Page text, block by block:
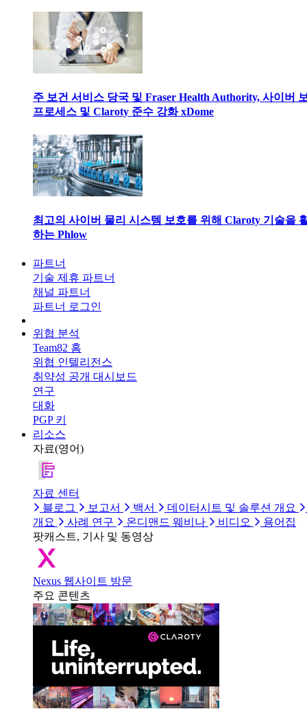
주 보건 서비스 당국 및 Fraser Health Authority, 사이버
프로세스 및 Claroty 준수 강화 xDome
최고의 사이버 물리 시스템 보호를 위해 Claroty 기술을
하는 Phlow
파트너
기술 제휴 파트너
채널 파트너
파트너 로그인
위협 분석
Team82 홈
위협 인텔리전스
취약성 공개 대시보드
연구
대화
PGP 키
리소스
자료(영어)
자료 센터
블로그
보고서 백서
데이터시트 및 솔루션 개요
개요
사례 연구 온디맨드 웨비나 비디오
용어집
팟캐스트, 기사 및 동영상
Nexus 웹사이트 방문
주요 콘텐츠